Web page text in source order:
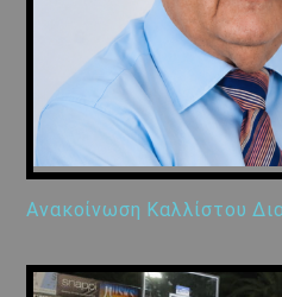
Ανακοίνωση Καλλίστου